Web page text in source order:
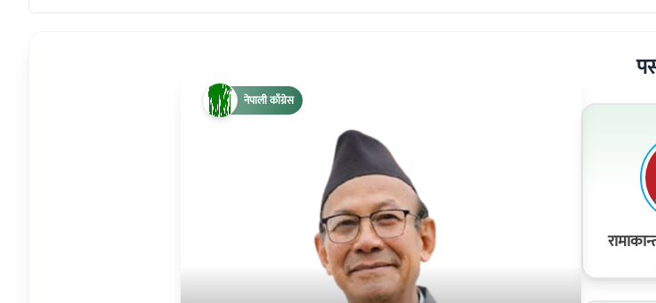
नेपाली काँग्रेस